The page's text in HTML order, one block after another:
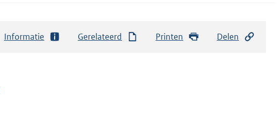
Informatie Gerelateerd Printen Delen